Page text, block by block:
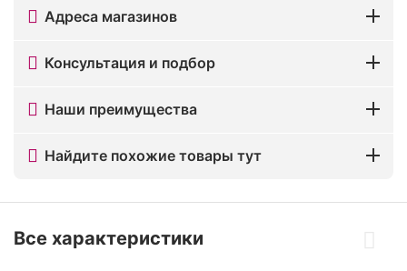
Адреса магазинов
Консультация и подбор
Наши преимущества
Найдите похожие товары тут
Все характеристики